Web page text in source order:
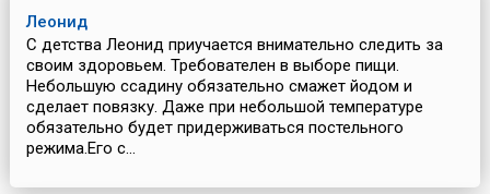
Леонид
С детства Леонид приучается внимательно следить за
своим здоровьем. Требователен в выборе пищи.
Небольшую ссадину обязательно смажет йодом и
сделает повязку. Даже при небольшой температуре
обязательно будет придерживаться постельного
режима.Его с...